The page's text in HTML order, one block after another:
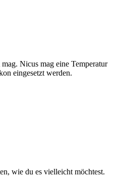
Nicus mag eine Temperatur
eingesetzt werden.
wie du es vielleicht möchtest.